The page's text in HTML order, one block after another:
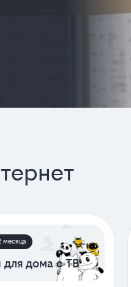
месяца
для дома с ТВ